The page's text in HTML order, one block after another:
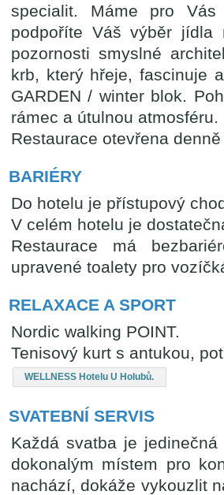
specialit. Máme pro
podpoříte Váš výběr jídla
pozornosti smyslné
krb, který hřeje, fascinuje
GARDEN / winter blok.
rámec a útulnou atmosféru.
Restaurace otevřena
BARIÉRY
Do hotelu je přístupový
V celém hotelu je
Restaurace má
upravené toalety pro
RELAXACE A SPORT
Nordic walking POINT.
Tenisový kurt s antukou,
WELLNESS Hotelu U Holubů.
SVATEBNÍ SERVIS
Každá svatba je
dokonalým místem pro
nachází, dokáže vykouzlit